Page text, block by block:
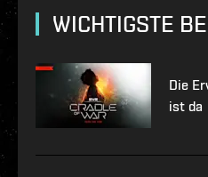
WICHTIGSTE
Die
ist da